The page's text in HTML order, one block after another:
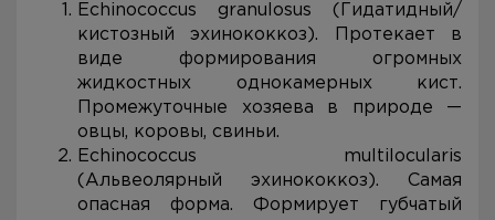
Echinococcus granulosus (Гидатидный/
кистозный эхинококкоз). Протекает в
виде формирования огромных
жидкостных однокамерных кист.
Промежуточные хозяева в природе —
овцы, коровы, свиньи.
Echinococcus multilocularis
(Альвеолярный эхинококкоз). Самая
опасная форма. Формирует губчатый